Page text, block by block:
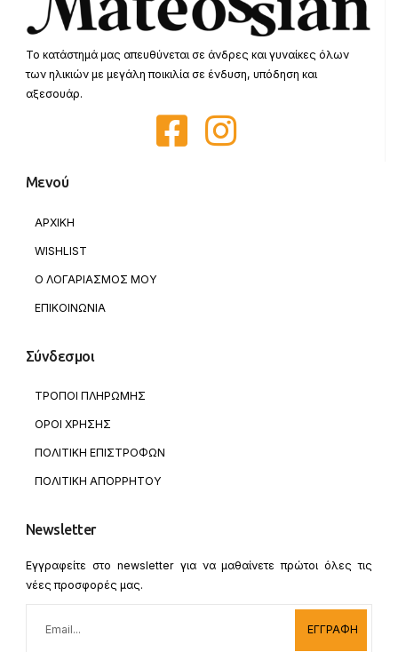
Το κατάστημά μας απευθύνεται σε άνδρες και γυναίκες όλων
των ηλικιών με μεγάλη ποικιλία σε ένδυση, υπόδηση και
αξεσουάρ.
Μενού
ΑΡΧΙΚΗ
WISHLIST
Ο ΛΟΓΑΡΙΑΣΜΟΣ ΜΟΥ
ΕΠΙΚΟΙΝΩΝΙΑ
Σύνδεσμοι
ΤΡΟΠΟΙ ΠΛΗΡΩΜΗΣ
ΟΡΟΙ ΧΡΗΣΗΣ
ΠΟΛΙΤΙΚΗ ΕΠΙΣΤΡΟΦΩΝ
ΠΟΛΙΤΙΚΗ ΑΠΟΡΡΗΤΟΥ
Newsletter
Εγγραφείτε στο newsletter για να μαθαίνετε πρώτοι όλες τις
νέες προσφορές μας.
ΕΓΓΡΑΦΗ